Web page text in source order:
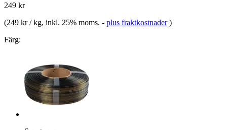
249 kr
(249 kr / kg, inkl. 25% moms. - plus fraktkostnader )
Färg: